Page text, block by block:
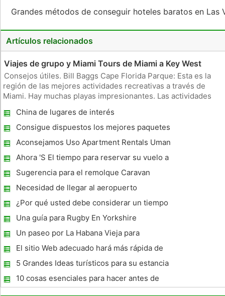
Grandes métodos de conseguir hoteles baratos en Las
Artículos relacionados
Viajes de grupo y Miami Tours de Miami a Key West
Consejos útiles. Bill Baggs Cape Florida Parque: Esta es la
región de las mejores actividades recreativas a través de
Miami. Hay muchas playas impresionantes. Las actividades
senderismo. Edward Leedskainin tallada por su cuenta un
maravilloso casti
China de lugares de interés
Consigue dispuestos los mejores paquetes
de viaje de luna de miel
Aconsejamos Uso Apartment Rentals Uman
- Beter Entonces hotel
Ahora 'S El tiempo para reservar su vuelo a
Manila y descubrir la exótica Filipinas
Sugerencia para el remolque Caravan
Necesidad de llegar al aeropuerto
Aeropuerto Fast Cabs son la mejor opción
¿Por qué usted debe considerar un tiempo
compartido
Una guía para Rugby En Yorkshire
Un paseo por La Habana Vieja para
comenzar sus vacaciones Cuba
El sitio Web adecuado hará más rápida de
obtener motos de agua usados ​​para la venta
5 Grandes Ideas turísticos para su estancia
en Tanzania
10 cosas esenciales para hacer antes de
sus vacaciones